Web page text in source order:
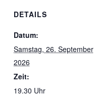
DETAILS
Datum:
Samstag, 26. September
2026
Zeit:
19.30 Uhr